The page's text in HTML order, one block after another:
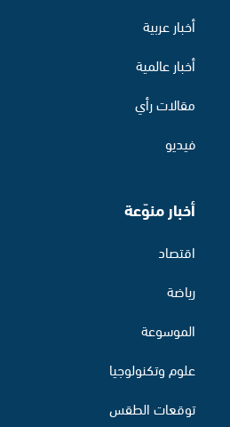
أخبار عربية
أخبار عالمية
مقالات رأي
فيديو
أخبار منوّعة
اقتصاد
رياضة
الموسوعة
علوم وتكنولوجيا
توقعات الطقس